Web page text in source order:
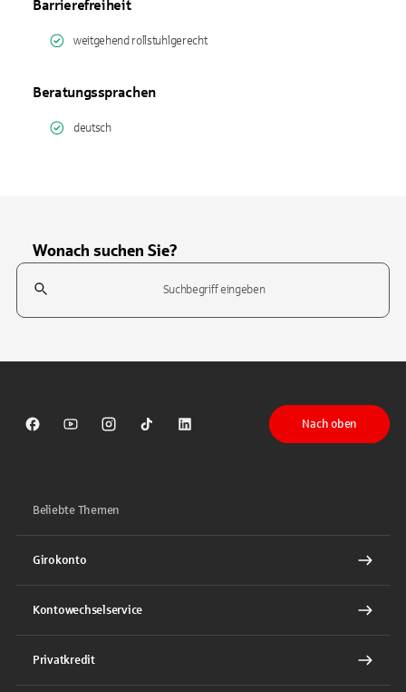
Barrierefreiheit
weitgehend rollstuhlgerecht
Beratungssprachen
deutsch
Wonach suchen Sie?
Suchfeld
Sparkasse auf Facebook
Sparkasse auf Youtube
Sparkasse auf Instagram
Sparkasse auf TikTok
Sparkasse auf LinkedIn
Nach oben
Beliebte Themen
Girokonto
Kontowechselservice
Privatkredit